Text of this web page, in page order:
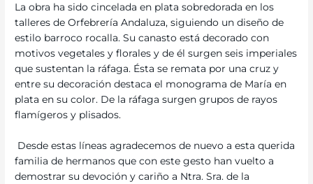
La obra ha sido cincelada en plata sobredorada en los
talleres de Orfebrería Andaluza, siguiendo un diseño de
estilo barroco rocalla. Su canasto está decorado con
motivos vegetales y florales y de él surgen seis imperiales
que sustentan la ráfaga. Ésta se remata por una cruz y
entre su decoración destaca el monograma de María en
plata en su color. De la ráfaga surgen grupos de rayos
flamígeros y plisados.
Desde estas líneas agradecemos de nuevo a esta querida
familia de hermanos que con este gesto han vuelto a
demostrar su devoción y cariño a Ntra. Sra. de la